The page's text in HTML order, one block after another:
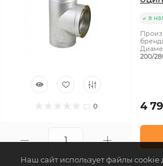
0
в
200/
4
Наш сайт использует файлы cookie